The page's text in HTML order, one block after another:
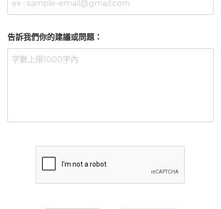
告訴我們你的建議或問題：